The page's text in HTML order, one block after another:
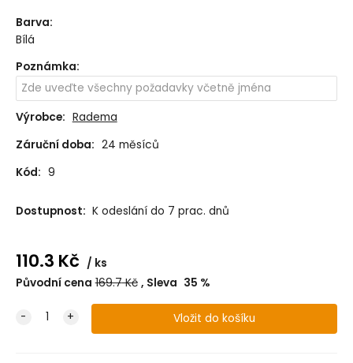
Barva:
Bílá
Poznámka:
Výrobce: Radema
Záruční doba: 24 měsíců
Kód: 9
Dostupnost: K odeslání do 7 prac. dnů
110.3 Kč
ks
Původní cena 169.7Kč Sleva 35 %